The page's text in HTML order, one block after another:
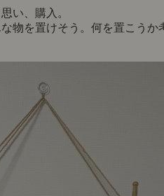
い、購入。
物を置けそう。何を置こうか